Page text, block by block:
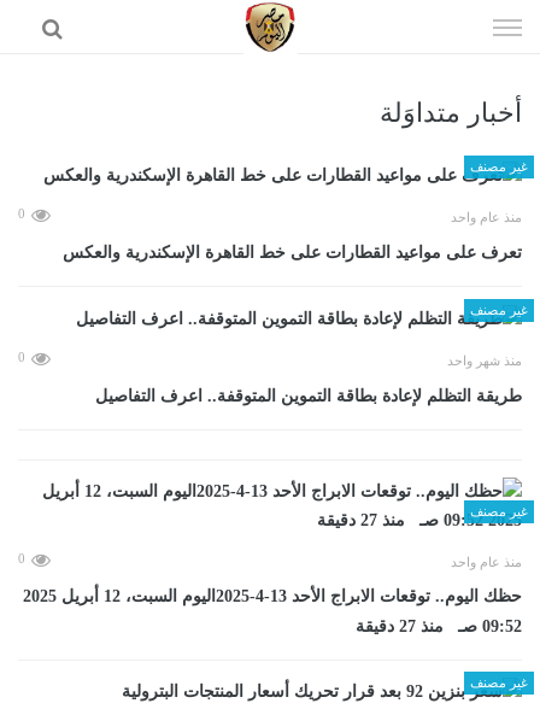
الى
أخبار متداوَلة
غير مصنف
منذ عام واحد 0
تعرف على مواعيد القطارات على خط القاهرة الإسكندرية والعكس
غير مصنف
منذ شهر واحد 0
طريقة التظلم لإعادة بطاقة التموين المتوقفة.. اعرف التفاصيل
غير مصنف
منذ عام واحد 0
حظك اليوم.. توقعات الابراج الأحد 13-4-2025اليوم السبت، 12 أبريل 2025
09:52 صـ منذ 27 دقيقة
غير مصنف